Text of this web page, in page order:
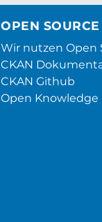
OPEN SOURCE
Wir nutzen Open
CKAN
CKAN Github
Open